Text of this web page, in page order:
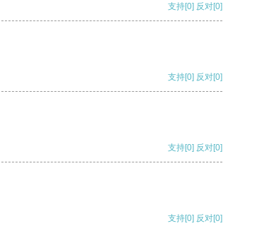
支持[0] 反对[0]
支持[0] 反对[0]
支持[0] 反对[0]
支持[0] 反对[0]